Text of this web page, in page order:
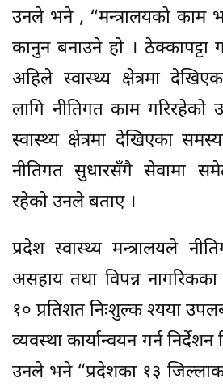
उनले भने , “मन्त्रालयको काम
कानुन बनाउने हो ।
अहिले स्वास्थ्य क्षेत्रमा
लागि नीतिगत काम गरिरहेको
स्वास्थ्य क्षेत्रमा देखिएका
नीतिगत सुधारसँगै सेवामा
रहेको उनले बताए ।
प्रदेश स्वास्थ्य मन्त्रालयले
असहाय तथा विपन्न
१० प्रतिशत निःशुल्क श्यया
व्यवस्था कार्यान्वयन गर्न
उनले भने “प्रदेशका १३